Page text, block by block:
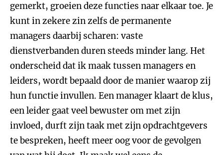
gemerkt, groeien deze functies naar elkaar toe. Je
kunt in zekere zin zelfs de permanente
managers daarbij scharen: vaste
dienstverbanden duren steeds minder lang. Het
onderscheid dat ik maak tussen managers en
leiders, wordt bepaald door de manier waarop zij
hun functie invullen. Een manager klaart de klus,
een leider gaat veel bewuster om met zijn
invloed, durft zijn taak met zijn opdrachtgevers
te bespreken, heeft meer oog voor de gevolgen